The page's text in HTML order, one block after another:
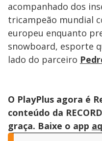
acompanhado dos
tricampeão mundial
europeu enquanto
snowboard, esporte
lado do parceiro
O PlayPlus agora é
conteúdo da
graça. Baixe o app